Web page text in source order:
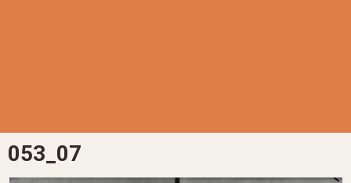
053_07